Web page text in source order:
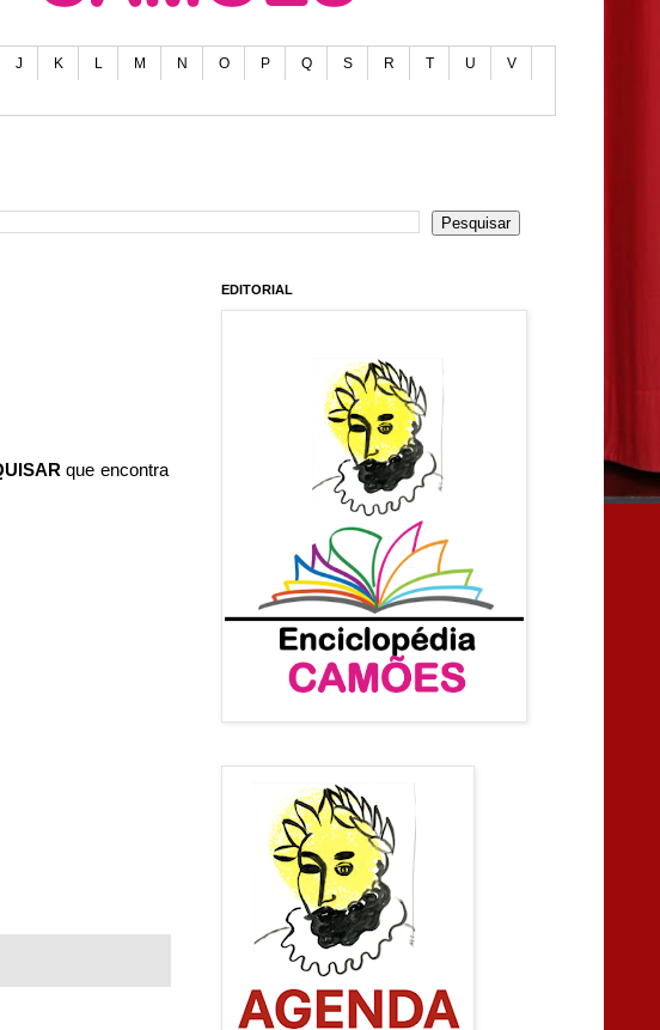
J K L M N O P Q S R T U V
que encontra
EDITORIAL